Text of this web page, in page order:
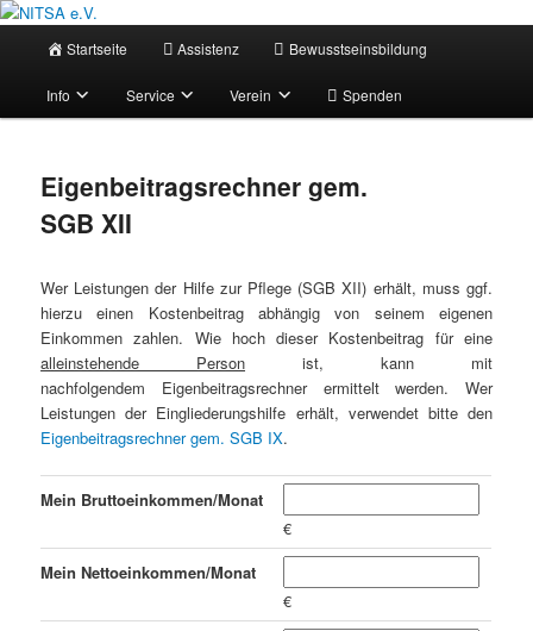
Zum
primären
springenNITSA e.V.
Selbstbestimmt leben mit Assistenz!
HauptmenüStartseite Assistenz Bewusstseinsbildung
Info Service Verein Spenden
Eigenbeitragsrechner gem.
SGB XII
Wer Leistungen der Hilfe zur Pflege (SGB XII) erhält, muss ggf.
hierzu einen Kostenbeitrag abhängig von seinem eigenen
Einkommen zahlen. Wie hoch dieser Kostenbeitrag für eine
alleinstehende Person ist, kann mit
nachfolgendem Eigenbeitragsrechner ermittelt werden. Wer
Leistungen der Eingliederungshilfe erhält, verwendet bitte den
Eigenbeitragsrechner gem. SGB IX.
Mein Bruttoeinkommen/Monat
€
Mein Nettoeinkommen/Monat
€